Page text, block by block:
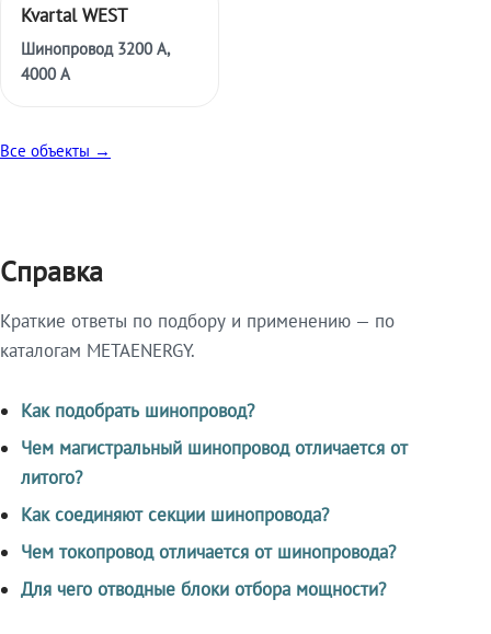
Kvartal WEST
Шинопровод 3200 А,
4000 А
Все объекты →
Справка
Краткие ответы по подбору и применению — по
каталогам METAENERGY.
Как подобрать шинопровод?
Чем магистральный шинопровод отличается от
литого?
Как соединяют секции шинопровода?
Чем токопровод отличается от шинопровода?
Для чего отводные блоки отбора мощности?